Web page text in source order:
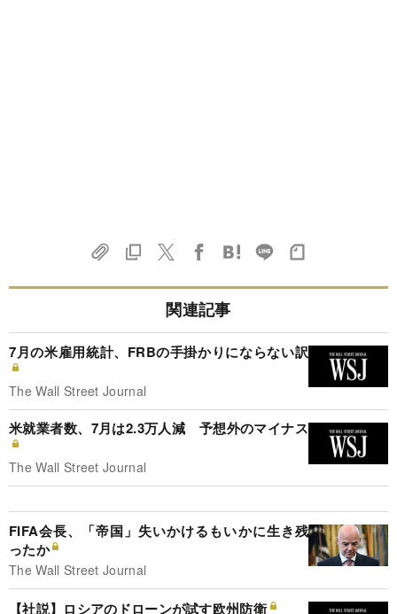
関連記事
7月の米雇用統計、FRBの手掛かりにならない訳
The Wall Street Journal
米就業者数、7月は2.3万人減 予想外のマイナス
The Wall Street Journal
FIFA会長、「帝国」失いかけるもいかに生き残
ったか
The Wall Street Journal
【社説】ロシアのドローンが試す欧州防衛